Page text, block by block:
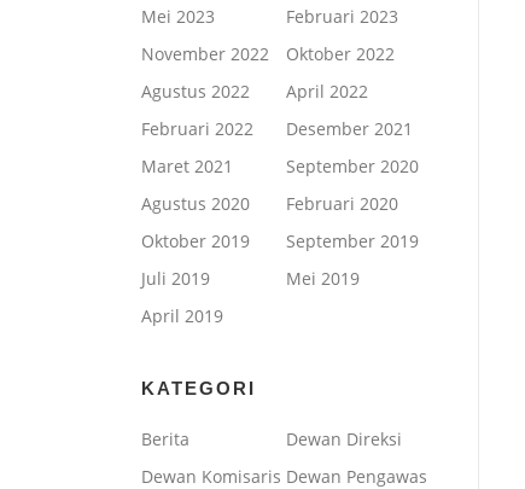
Mei 2023
Februari 2023
November 2022
Oktober 2022
Agustus 2022
April 2022
Februari 2022
Desember 2021
Maret 2021
September 2020
Agustus 2020
Februari 2020
Oktober 2019
September 2019
Juli 2019
Mei 2019
April 2019
KATEGORI
Berita
Dewan Direksi
Dewan Komisaris Dewan Pengawas